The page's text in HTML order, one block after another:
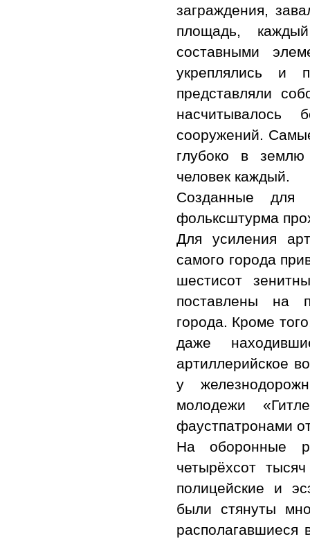
заграждения,
площадь,
составными
укреплялись и
представляли
насчитывалось
сооружений.
глубоко в
человек каждый.
Созданные для
фольксштурма
Для усиления
самого города
шестисот
поставлены на
города. Кроме
даже
артиллерийское
у
молодежи
фаустпатронами
На оборонные
четырёхсот
полицейские и
были стянуты
располагавшиеся